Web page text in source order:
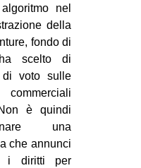
nel
della
fondo di
scelto di
voto sulle
è quindi
una
che annunci
i diritti per